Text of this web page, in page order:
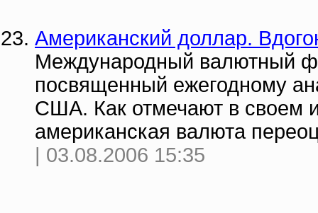
Американский доллар.
Международный валютный
посвященный ежегодному
США. Как отмечают в своем
американская валюта
| 03.08.2006 15:35